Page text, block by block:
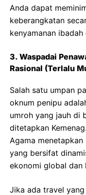
Anda dapat
keberangkatan
kenyamanan ibadah
3. Waspadai
Rasional (Terlalu
Salah satu umpan
oknum penipu
umroh yang jauh di
ditetapkan
Agama
yang bersifat
ekonomi global dan
Jika ada travel